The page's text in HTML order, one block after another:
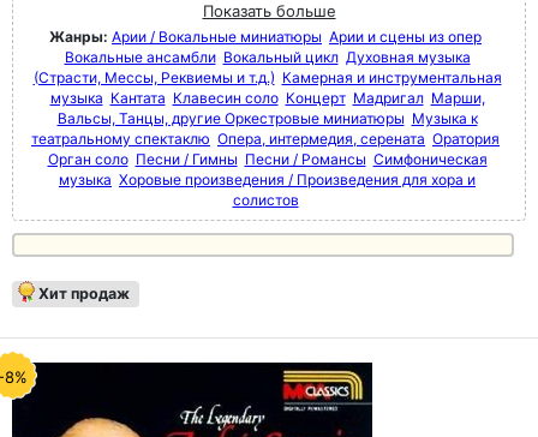
Показать больше
Жанры: Арии / Вокальные миниатюры Арии и сцены из опер
Вокальные ансамбли Вокальный цикл Духовная музыка
(Страсти, Мессы, Реквиемы и т.д.) Камерная и инструментальная
музыка Кантата Клавесин соло Концерт Мадригал Марши,
Вальсы, Танцы, другие Оркестровые миниатюры Музыка к
театральному спектаклю Опера, интермедия, серената Оратория
Орган соло Песни / Гимны Песни / Романсы Симфоническая
музыка Хоровые произведения / Произведения для хора и
солистов
Хит продаж
8%